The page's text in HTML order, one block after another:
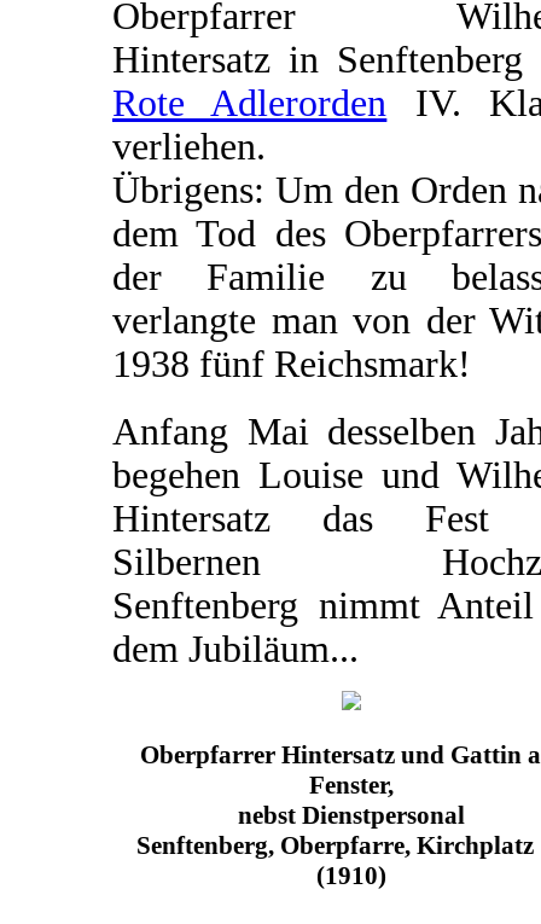
Oberpfarrer
Hintersatz in Senftenberg
Rote Adlerorden IV.
verliehen.
Übrigens: Um den Orden
dem Tod des
der Familie zu
verlangte man von der
1938 fünf Reichsmark!
Anfang Mai desselben
begehen Louise und
Hintersatz das Fest
Silbernen
Senftenberg nimmt
dem Jubiläum...
Oberpfarrer Hintersatz und Gattin
Fenster,
nebst Dienstpersonal
Senftenberg, Oberpfarre, Kirchplatz
(1910)